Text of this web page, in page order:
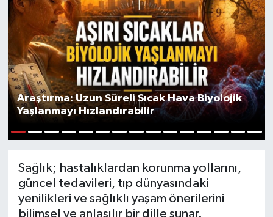
Araştırma: Uzun Süreli Sıcak Hava Biyolojik
Yaşlanmayı Hızlandırabilir
Sağlık; hastalıklardan korunma yollarını,
güncel tedavileri, tıp dünyasındaki
yenilikleri ve sağlıklı yaşam önerilerini
bilimsel ve anlaşılır bir dille sunar.
Mevzuat